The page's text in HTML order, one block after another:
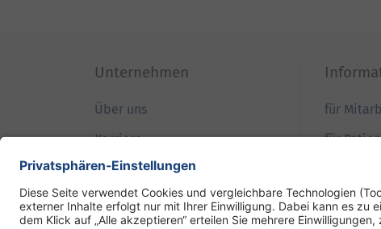
Unternehmen
Über uns
Karriere
Qualität
Patientensicherheit
für
für
für